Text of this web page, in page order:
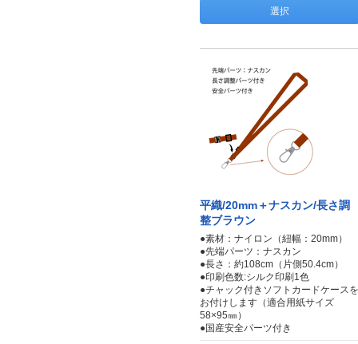
選択
平織/20mm＋ナスカン/長さ調
整ブラウン
●素材：ナイロン（紐幅：20mm）
●先端パーツ：ナスカン
●長さ：約108cm（片側50.4cm）
●印刷色数:シルク印刷1色
●チャック付きソフトカードケースを
お付けします（適合用紙サイズ
58×95㎜）
●国産安全パーツ付き